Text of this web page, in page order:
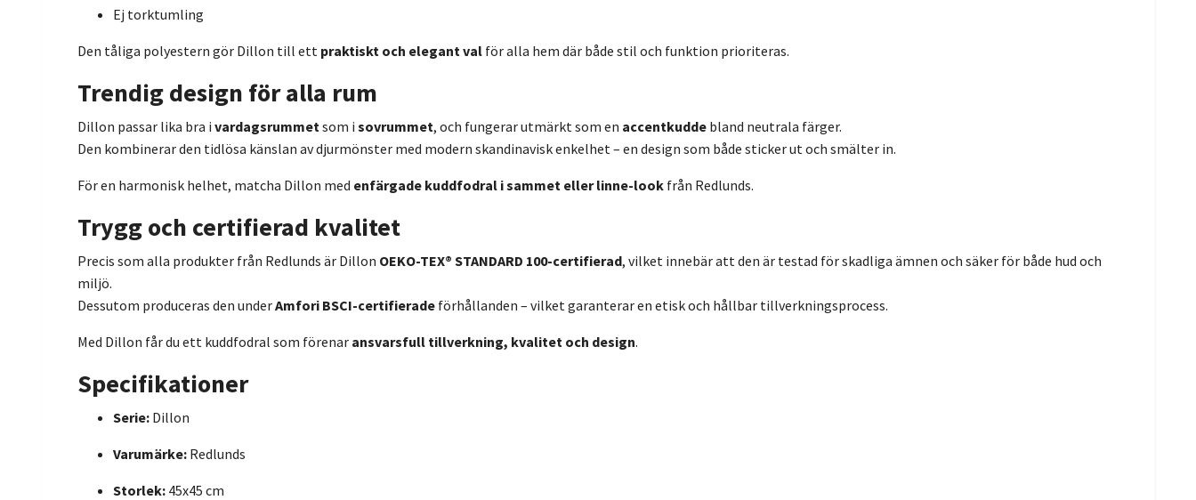
Ej torktumling
Den tåliga polyestern gör Dillon till ett praktiskt och elegant val för alla hem där både stil och funktion prioriteras.
Trendig design för alla rum
Dillon passar lika bra i vardagsrummetsom i sovrummet, och fungerar utmärkt som en accentkudde bland neutrala färger.
Den kombinerar den tidlösa känslan av djurmönster med modern skandinavisk enkelhet – en design som både sticker ut och smälter in.
För en harmonisk helhet, matcha Dillon med enfärgade kuddfodral i sammet eller linne-look från Redlunds.
Trygg och certifierad kvalitet
Precis som alla produkter från Redlunds är Dillon OEKO-TEX® STANDARD 100-certifierad, vilket innebär att den är testad för skadliga ämnen och säker för både hud och
miljö.
Dessutom produceras den underAmfori BSCI-certifierade förhållanden – vilket garanterar en etisk och hållbar tillverkningsprocess.
Med Dillon får du ett kuddfodral som förenar ansvarsfull tillverkning, kvalitet och design.
Specifikationer
Serie: Dillon
Varumärke: Redlunds
Storlek: 45x45 cm